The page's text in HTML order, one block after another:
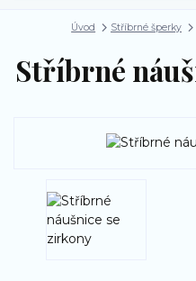
Úvod Stříbrné šperky
Stříbrné